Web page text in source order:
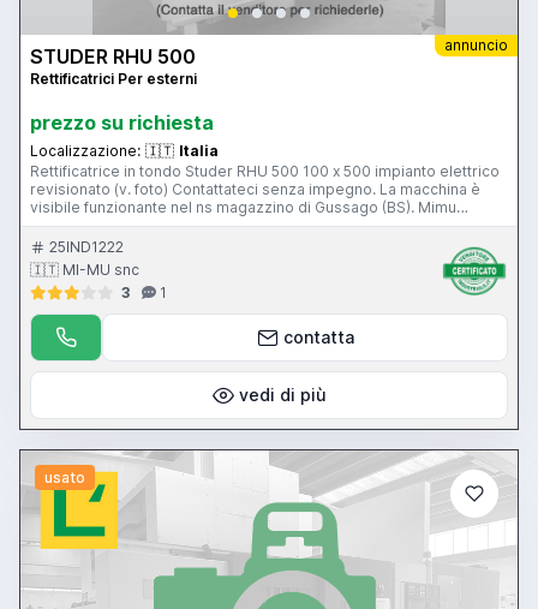
annuncio
STUDER RHU 500
Rettificatrici Per esterni
prezzo su richiesta
Localizzazione: 🇮🇹 Italia
Rettificatrice in tondo Studer RHU 500 100 x 500 impianto elettrico
revisionato (v. foto) Contattateci senza impegno. La macchina è
visibile funzionante nel ns magazzino di Gussago (BS). Mimu
Macchine Utensili Rundschleifmaschine Cylindrical grinding
machine Rectifieuse cylindrique
25IND1222
🇮🇹 MI-MU snc
3
1
contatta
vedi di più
usato